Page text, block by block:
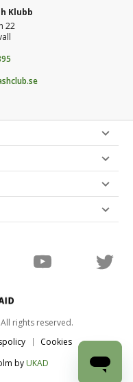
Klubb
22
rights reserved.
Cookies
by UKAD